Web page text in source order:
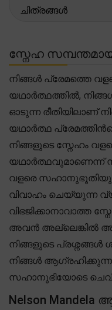
ചിത്രങ്ങൾ
സ്നേഹ
നിങ്ങൾ പ്രേമത്തെ
യഥാർത്ഥത്തിൽ,
ഓടുന്ന രീതിയിലാണ്
യഥാർത്ഥ
നിങ്ങളുടെ സ്നേഹം
യഥാർത്ഥവുമാണെന്ന്
വളരെ
വിവാഹം ചെയ്യുന്ന
വിഭജിക്കാനാവാത്ത
അവൻ അല്ലെങ്കിൽ
നിങ്ങളുടെ പ്രശ്നങ്ങൾ
നിങ്ങൾ ആഗ്രഹിക്കുന്നു.
സഹാനുഭിയോടെ
Nelson